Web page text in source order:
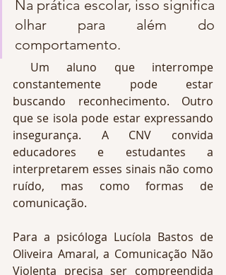
Na prática escolar, isso significa
olhar para além do
comportamento.
constantemente pode estar
buscando reconhecimento. Outro
que se isola pode estar expressando
insegurança. A CNV convida
educadores e estudantes a
interpretarem esses sinais não como
ruído, mas como formas de
comunicação.
Para a psicóloga Lucíola Bastos de
Oliveira Amaral, a Comunicação Não
Violenta precisa ser compreendida